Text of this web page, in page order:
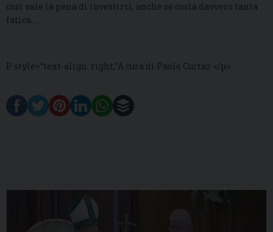
così vale la pena di investirci, anche se costa davvero tanta
fatica….
P style=“text-align: right;”A cura di Paolo Curtaz </p>